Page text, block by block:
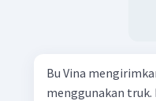
Bu Vina
menggunakan truk.